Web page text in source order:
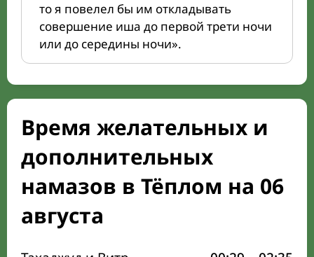
то я повелел бы им откладывать
совершение иша до первой трети ночи
или до середины ночи».
Время желательных и
дополнительных
намазов в Тёплом на 06
августа